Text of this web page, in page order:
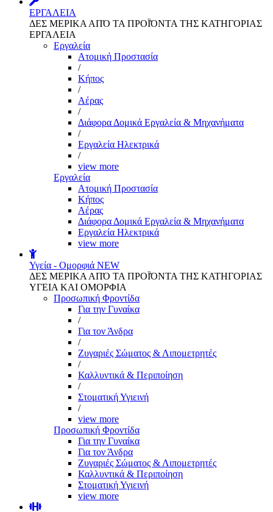
ΕΡΓΑΛΕΙΑ
ΔΕΣ ΜΕΡΙΚΑ ΑΠΌ ΤΑ ΠΡΟΪΌΝΤΑ ΤΗΣ ΚΑΤΗΓΟΡΙΑΣ
ΕΡΓΑΛΕΙΑ
Εργαλεία
Aτομική Προστασία
/
Kήπος
/
Αέρας
/
Διάφορα Δομικά Εργαλεία & Μηχανήματα
/
Εργαλεία Ηλεκτρικά
/
view more
Εργαλεία
Aτομική Προστασία
Kήπος
Αέρας
Διάφορα Δομικά Εργαλεία & Μηχανήματα
Εργαλεία Ηλεκτρικά
view more
Υγεία - Ομορφιά NEW
ΔΕΣ ΜΕΡΙΚΑ ΑΠΌ ΤΑ ΠΡΟΪΌΝΤΑ ΤΗΣ ΚΑΤΗΓΟΡΙΑΣ
ΥΓΕΙΑ ΚΑΙ ΟΜΟΡΦΙΑ
Προσωπική Φροντίδα
Για την Γυναίκα
/
Για τον Άνδρα
/
Ζυγαριές Σώματος & Λιπομετρητές
/
Καλλυντικά & Περιποίηση
/
Στοματική Υγιεινή
/
view more
Προσωπική Φροντίδα
Για την Γυναίκα
Για τον Άνδρα
Ζυγαριές Σώματος & Λιπομετρητές
Καλλυντικά & Περιποίηση
Στοματική Υγιεινή
view more